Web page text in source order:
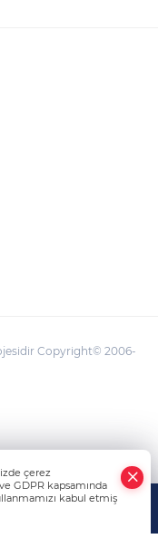
Copyright© 2006-
çerez
GDPR kapsamında
kabul etmiş